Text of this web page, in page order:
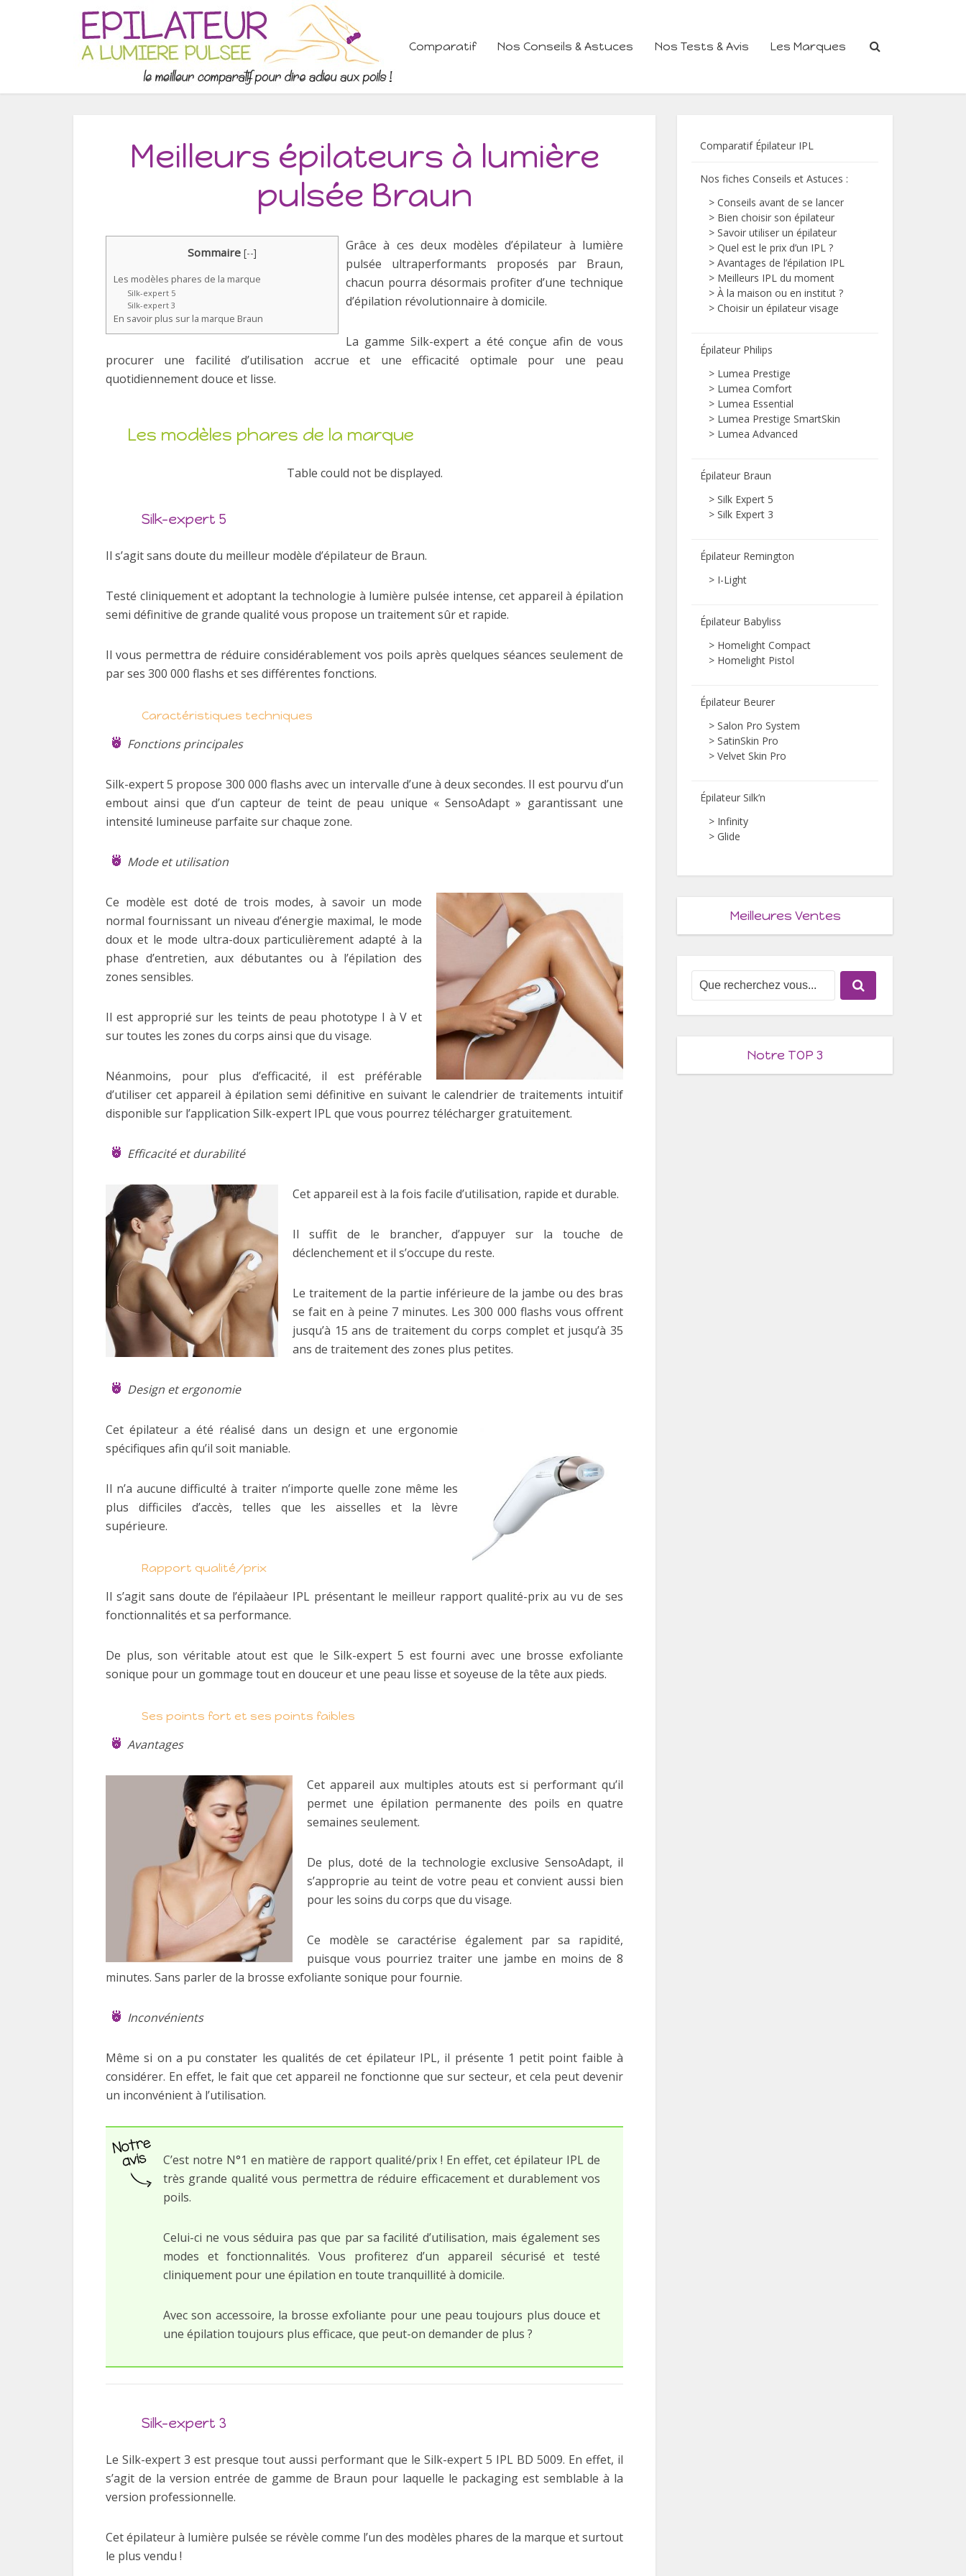
Comparatif Nos Conseils & Astuces Nos Tests & Avis Les Marques
Meilleurs épilateurs à lumière
pulsée Braun
Sommaire [--]
Les modèles phares de la marque
Silk-expert 5
Silk-expert 3
En savoir plus sur la marque Braun
Grâce à ces deux modèles d’épilateur à lumière
pulsée ultraperformants proposés par Braun,
chacun pourra désormais profiter d’une technique
d’épilation révolutionnaire à domicile.
La gamme Silk-expert a été conçue afin de vous
procurer une facilité d’utilisation accrue et une efficacité optimale pour une peau
quotidiennement douce et lisse.
Les modèles phares de la marque
Table could not be displayed.
Silk-expert 5
Il s’agit sans doute du meilleur modèle d’épilateur de Braun.
Testé cliniquement et adoptant la technologie à lumière pulsée intense, cet appareil à épilation
semi définitive de grande qualité vous propose un traitement sûr et rapide.
Il vous permettra de réduire considérablement vos poils après quelques séances seulement de
par ses 300 000 flashs et ses différentes fonctions.
Caractéristiques techniques
Fonctions principales
Silk-expert 5 propose 300 000 flashs avec un intervalle d’une à deux secondes. Il est pourvu d’un
embout ainsi que d’un capteur de teint de peau unique « SensoAdapt » garantissant une
intensité lumineuse parfaite sur chaque zone.
Mode et utilisation
Ce modèle est doté de trois modes, à savoir un mode
normal fournissant un niveau d’énergie maximal, le mode
doux et le mode ultra-doux particulièrement adapté à la
phase d’entretien, aux débutantes ou à l’épilation des
zones sensibles.
Il est approprié sur les teints de peau phototype I à V et
sur toutes les zones du corps ainsi que du visage.
Néanmoins, pour plus d’efficacité, il est préférable
d’utiliser cet appareil à épilation semi définitive en suivant le calendrier de traitements intuitif
disponible sur l’application Silk-expert IPL que vous pourrez télécharger gratuitement.
Efficacité et durabilité
Cet appareil est à la fois facile d’utilisation, rapide et durable.
Il suffit de le brancher, d’appuyer sur la touche de
déclenchement et il s’occupe du reste.
Le traitement de la partie inférieure de la jambe ou des bras
se fait en à peine 7 minutes. Les 300 000 flashs vous offrent
jusqu’à 15 ans de traitement du corps complet et jusqu’à 35
ans de traitement des zones plus petites.
Design et ergonomie
Cet épilateur a été réalisé dans un design et une ergonomie
spécifiques afin qu’il soit maniable.
Il n’a aucune difficulté à traiter n’importe quelle zone même les
plus difficiles d’accès, telles que les aisselles et la lèvre
supérieure.
Rapport qualité/prix
Il s’agit sans doute de l’épilaàeur IPL présentant le meilleur rapport qualité-prix au vu de ses
fonctionnalités et sa performance.
De plus, son véritable atout est que le Silk-expert 5 est fourni avec une brosse exfoliante
sonique pour un gommage tout en douceur et une peau lisse et soyeuse de la tête aux pieds.
Ses points fort et ses points faibles
Avantages
Cet appareil aux multiples atouts est si performant qu’il
permet une épilation permanente des poils en quatre
semaines seulement.
De plus, doté de la technologie exclusive SensoAdapt, il
s’approprie au teint de votre peau et convient aussi bien
pour les soins du corps que du visage.
Ce modèle se caractérise également par sa rapidité,
puisque vous pourriez traiter une jambe en moins de 8
minutes. Sans parler de la brosse exfoliante sonique pour fournie.
Inconvénients
Même si on a pu constater les qualités de cet épilateur IPL, il présente 1 petit point faible à
considérer. En effet, le fait que cet appareil ne fonctionne que sur secteur, et cela peut devenir
un inconvénient à l’utilisation.
C’est notre N°1 en matière de rapport qualité/prix ! En effet, cet épilateur IPL de
très grande qualité vous permettra de réduire efficacement et durablement vos
poils.
Celui-ci ne vous séduira pas que par sa facilité d’utilisation, mais également ses
modes et fonctionnalités. Vous profiterez d’un appareil sécurisé et testé
cliniquement pour une épilation en toute tranquillité à domicile.
Avec son accessoire, la brosse exfoliante pour une peau toujours plus douce et
une épilation toujours plus efficace, que peut-on demander de plus ?
Silk-expert 3
Le Silk-expert 3 est presque tout aussi performant que le Silk-expert 5 IPL BD 5009. En effet, il
s’agit de la version entrée de gamme de Braun pour laquelle le packaging est semblable à la
version professionnelle.
Cet épilateur à lumière pulsée se révèle comme l’un des modèles phares de la marque et surtout
le plus vendu !
Comparatif Épilateur IPL
Nos fiches Conseils et Astuces :
> Conseils avant de se lancer
> Bien choisir son épilateur
> Savoir utiliser un épilateur
> Quel est le prix d’un IPL ?
> Avantages de l’épilation IPL
> Meilleurs IPL du moment
> À la maison ou en institut ?
> Choisir un épilateur visage
Épilateur Philips
> Lumea Prestige
> Lumea Comfort
> Lumea Essential
> Lumea Prestige SmartSkin
> Lumea Advanced
Épilateur Braun
> Silk Expert 5
> Silk Expert 3
Épilateur Remington
> I-Light
Épilateur Babyliss
> Homelight Compact
> Homelight Pistol
Épilateur Beurer
> Salon Pro System
> SatinSkin Pro
> Velvet Skin Pro
Épilateur Silk’n
> Infinity
> Glide
Meilleures Ventes
Notre TOP 3